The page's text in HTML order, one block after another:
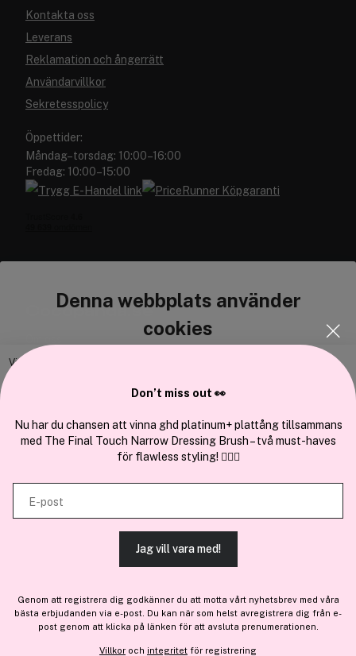
Denna webbplats använder
cookies
Vi använder enhetsidentifierare för att anpassa innehållet och
och annan information från din enhet till de sociala medier och annons-
och analysföretag som vi samarbetar med. Dessa kan i sin tur
kombinera informationen med annan information som du har
tillhandahållit eller som de har samlat in när du har använt deras
tjänster.
TILLÅT ALLA COOKIES
VISA DETALJER
Kontakta oss
Leverans
Reklamation och ångerrätt
Användarvillkor
Sekretesspolicy
Öppettider:
Måndag–torsdag: 10:00–16:00
Fredag: 10:00–15:00
Cocopanda.se
En del avBrandsdal Group AS
Don’t miss out 👀
Nu har du chansen att vinna ghd platinum+ plattång tillsammans
med The Final Touch Narrow Dressing Brush – två must-haves
för flawless styling! 💇‍♀️✨
E-post
Jag vill vara med!
Genom att registrera dig godkänner du att motta vårt nyhetsbrev med våra
bästa erbjudanden via e-post. Du kan när som helst avregistrera dig från e-
post genom att klicka på länken för att avsluta prenumerationen.
Villkor och integritet för registrering